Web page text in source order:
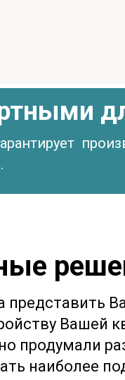
представить
Вашей
продумали
наиболее